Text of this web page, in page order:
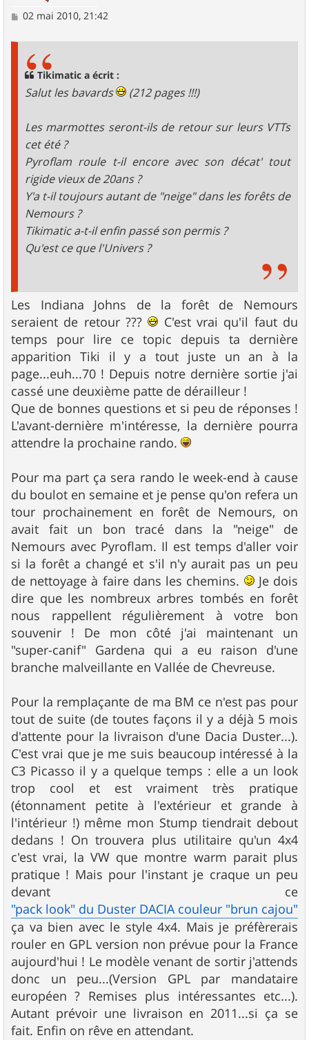
M
02 mai 2010, 21:42
Tikimatic a écrit :
Salut les bavards (212 pages !!!)
Les marmottes seront-ils de retour sur leurs VTTs
cet été ?
Pyroflam roule t-il encore avec son décat' tout
rigide vieux de 20ans ?
Y'a t-il toujours autant de "neige" dans les forêts de
Nemours ?
Tikimatic a-t-il enfin passé son permis ?
Qu'est ce que l'Univers ?
Les Indiana Johns de la forêt de Nemours
seraient de retour ???
C'est vrai qu'il faut du
temps pour lire ce topic depuis ta dernière
apparition Tiki il y a tout juste un an à la
page...euh...70 ! Depuis notre dernière sortie j'ai
cassé une deuxième patte de dérailleur !
Que de bonnes questions et si peu de réponses !
L'avant-dernière m'intéresse, la dernière pourra
attendre la prochaine rando.
Pour ma part ça sera rando le week-end à cause
du boulot en semaine et je pense qu'on refera un
tour prochainement en forêt de Nemours, on
avait fait un bon tracé dans la "neige" de
Nemours avec Pyroflam. Il est temps d'aller voir
si la forêt a changé et s'il n'y aurait pas un peu
de nettoyage à faire dans les chemins.
Je dois
dire que les nombreux arbres tombés en forêt
nous rappellent régulièrement à votre bon
souvenir ! De mon côté j'ai maintenant un
"super-canif" Gardena qui a eu raison d'une
branche malveillante en Vallée de Chevreuse.
Pour la remplaçante de ma BM ce n'est pas pour
tout de suite (de toutes façons il y a déjà 5 mois
d'attente pour la livraison d'une Dacia Duster...).
C'est vrai que je me suis beaucoup intéressé à la
C3 Picasso il y a quelque temps : elle a un look
trop cool et est vraiment très pratique
(étonnament petite à l'extérieur et grande à
l'intérieur !) même mon Stump tiendrait debout
dedans ! On trouvera plus utilitaire qu'un 4x4
c'est vrai, la VW que montre warm parait plus
pratique ! Mais pour l'instant je craque un peu
devant ce
"pack look" du Duster DACIA couleur "brun cajou"
ça va bien avec le style 4x4. Mais je préfèrerais
rouler en GPL version non prévue pour la France
aujourd'hui ! Le modèle venant de sortir j'attends
donc un peu...(Version GPL par mandataire
européen ? Remises plus intéressantes etc...).
Autant prévoir une livraison en 2011...si ça se
fait. Enfin on rêve en attendant.